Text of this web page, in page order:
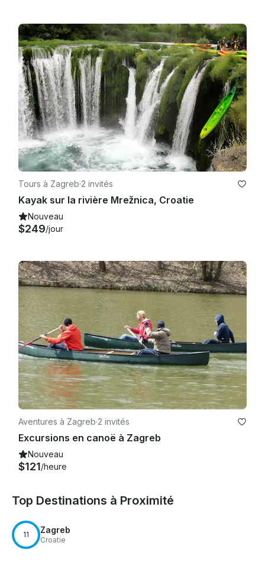
Tours à Zagreb·2 invités
Kayak sur la rivière Mrežnica, Croatie
Nouveau
$249/jour
Aventures à Zagreb·2 invités
Excursions en canoë à Zagreb
Nouveau
$121/heure
Top Destinations à Proximité
11 Zagreb
Croatie